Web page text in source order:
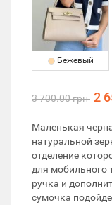
Бежевый
3 700.00 грн 2
Маленькая
натуральной
отделение
для мобильного
ручка и
сумочка